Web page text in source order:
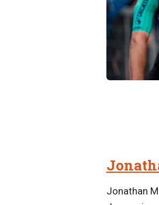
Jonathan